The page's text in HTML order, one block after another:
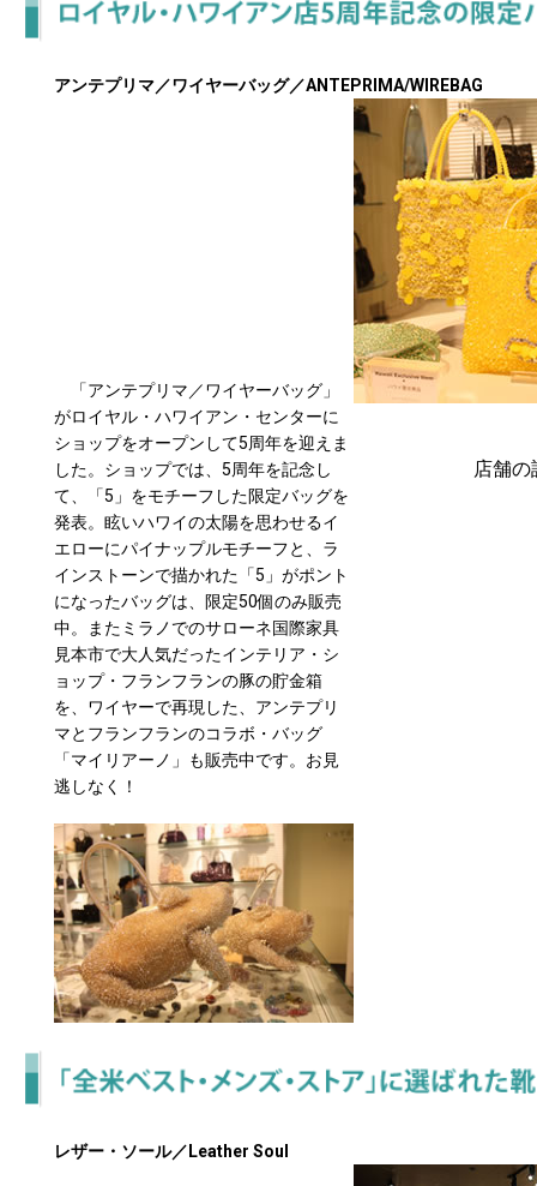
アンテプリマ／ワイヤーバッグ／ANTEPRIMA/WIREBAG
「アンテプリマ／ワイヤーバッグ」
がロイヤル・ハワイアン・センターに
ショップをオープンして5周年を迎えま
した。ショップでは、5周年を記念し
て、「5」をモチーフした限定バッグを
発表。眩いハワイの太陽を思わせるイ
エローにパイナップルモチーフと、ラ
インストーンで描かれた「5」がポント
になったバッグは、限定50個のみ販売
中。またミラノでのサローネ国際家具
見本市で大人気だったインテリア・シ
ョップ・フランフランの豚の貯金箱
を、ワイヤーで再現した、アンテプリ
マとフランフランのコラボ・バッグ
「マイリアーノ」も販売中です。お見
逃しなく！
店舗の
レザー・ソール／Leather Soul